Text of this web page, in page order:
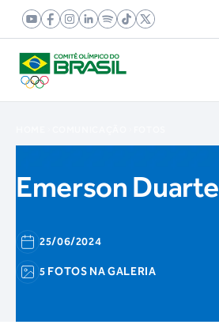
Emerson Duarte
25/06/2024
5 FOTOS NA GALERIA